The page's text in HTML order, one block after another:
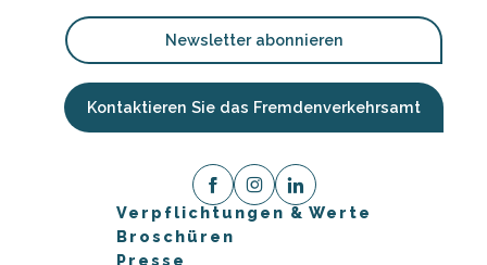
Newsletter abonnieren
Kontaktieren Sie das Fremdenverkehrsamt
Verpflichtungen & Werte
Broschüren
Presse